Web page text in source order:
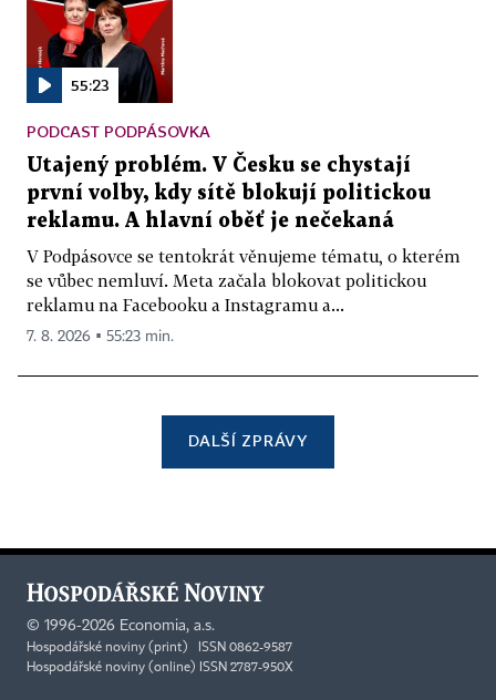
55:23
PODCAST PODPÁSOVKA
Utajený problém. V Česku se chystají
první volby, kdy sítě blokují politickou
reklamu. A hlavní oběť je nečekaná
V Podpásovce se tentokrát věnujeme tématu, o kterém
se vůbec nemluví. Meta začala blokovat politickou
reklamu na Facebooku a Instagramu a...
7. 8. 2026 ▪ 55:23 min.
DALŠÍ ZPRÁVY
© 1996-2026 Economia, a.s.
Hospodářské noviny (print) ISSN 0862-9587
Hospodářské noviny (online) ISSN 2787-950X